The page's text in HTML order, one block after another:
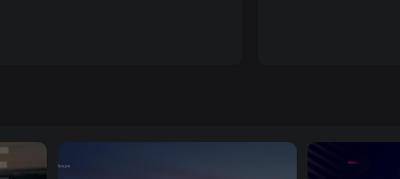
司大客度》热搜3位栖22020/9/400.0⊙超级粉丝通2020/8/11-